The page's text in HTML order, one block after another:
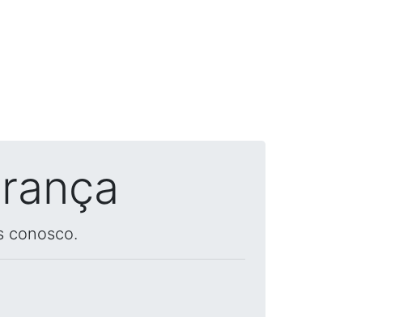
conosco.